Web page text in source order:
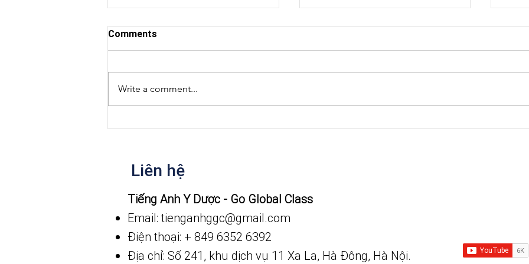
Comments
Write a comment...
Liên hệ
​Tiếng Anh Y Dược - Go Global Class
Email: tienganhggc@gmail.com
Điện thoại: + 849 6352 6392
Địa chỉ: Số 241, khu dịch vụ 11 Xa La, Hà Đông, Hà Nội.